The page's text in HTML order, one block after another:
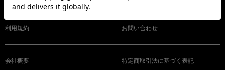
利用規約 お問い合わせ
会社概要 特定商取引法に基づく表記